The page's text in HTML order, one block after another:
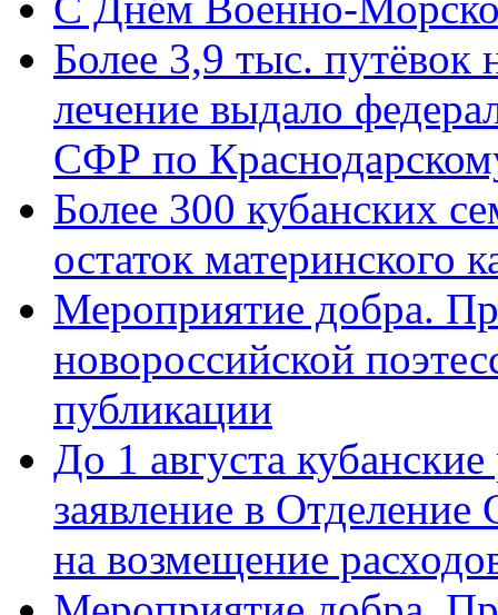
Более 3,9 тыс. путёвок
лечение выдало
СФР по
Более 300 кубанских
остаток материнского
Мероприятие добра.
новороссийской
публикации
До 1 августа
заявление в
на возмещение